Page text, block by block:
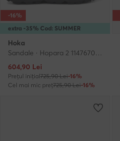
extra -35% Cod: SUMMER
-16%
Hoka
Prețul actual
604,90 Lei
Prețul inițial725,90 Lei-16%
Cel mai mic preț725,90 Lei-16%